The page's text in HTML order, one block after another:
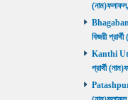
বিজয়ী
Kanthi
প্রার্থী
Patashpur